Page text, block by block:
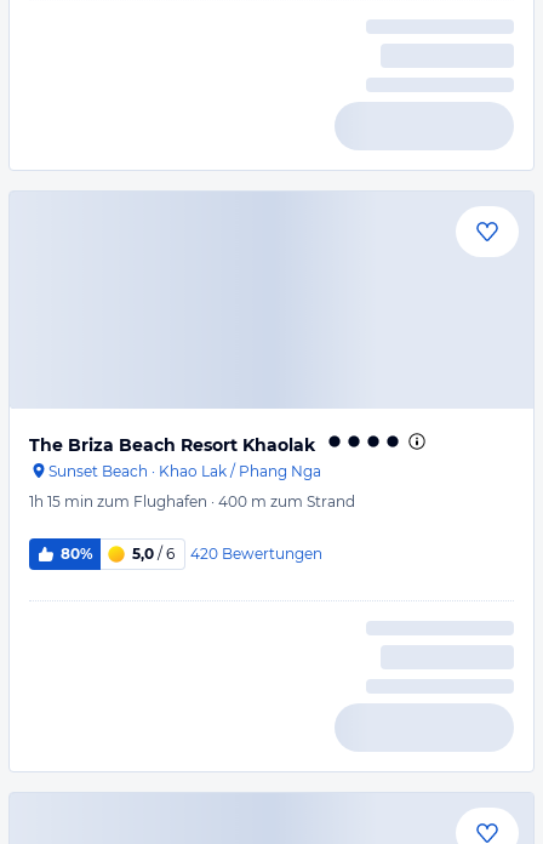
The Briza Beach Resort Khaolak
Sunset Beach · Khao Lak / Phang Nga
1h 15 min zum Flughafen · 400 m zum Strand
80% 5,0 / 6 420 Bewertungen